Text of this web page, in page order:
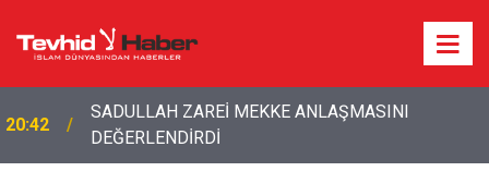
20:20 Bakan Fidan'dan son dakika açıklamalar!